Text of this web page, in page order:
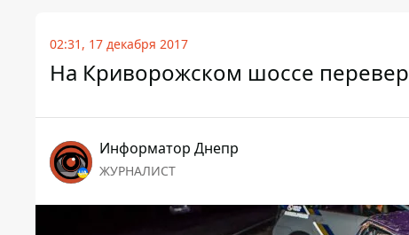
02:31, 17 декабря 2017
На Криворожском шоссе
Информатор Днепр
ЖУРНАЛИСТ